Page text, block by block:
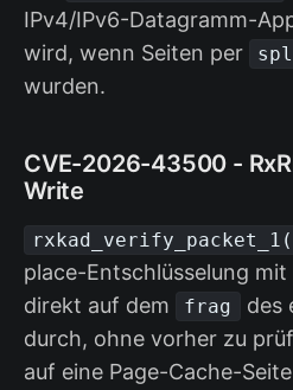
IPv4/IPv6-Datagramm-
wird, wenn Seiten per
wurden.
CVE-2026-43500 -
Write
place-Entschlüsselung mit
direkt auf dem frag
des
durch, ohne vorher zu
auf eine Page-Cache-